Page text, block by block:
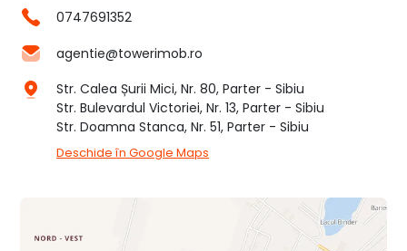
0747691352
agentie@towerimob.ro
Str. Calea Șurii Mici, Nr. 80, Parter - Sibiu
Str. Bulevardul Victoriei, Nr. 13, Parter - Sibiu
Str. Doamna Stanca, Nr. 51, Parter - Sibiu
Deschide în Google Maps